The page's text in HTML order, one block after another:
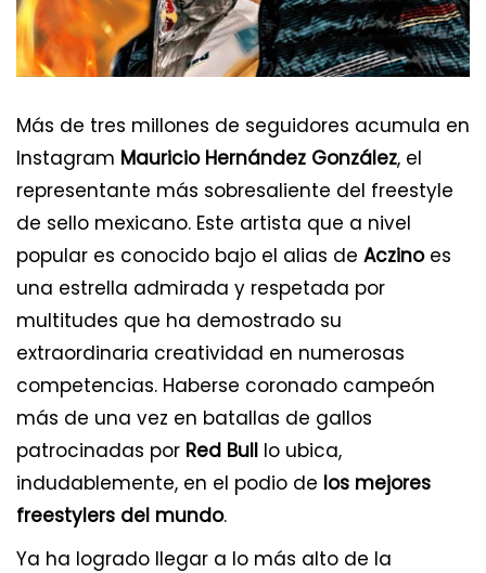
Más de tres millones de seguidores acumula en
Instagram Mauricio Hernández González, el
representante más sobresaliente del freestyle
de sello mexicano. Este artista que a nivel
popular es conocido bajo el alias de Aczinoes
una estrella admirada y respetada por
multitudes que ha demostrado su
extraordinaria creatividad en numerosas
competencias. Haberse coronado campeón
más de una vez en batallas de gallos
patrocinadas por Red Bull lo ubica,
indudablemente, en el podio de los mejores
freestylers del mundo.
Ya ha logrado llegar a lo más alto de la